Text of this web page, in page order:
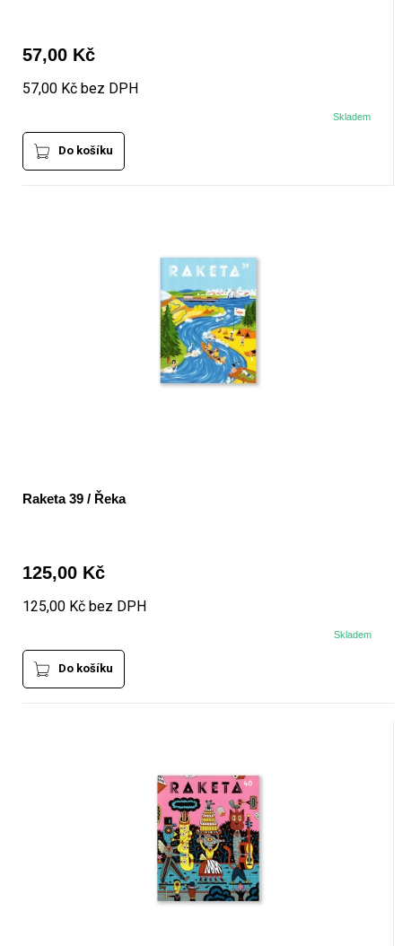
57,00 Kč
57,00 Kč bez DPH
Skladem
Do košíku
Raketa 39 / Řeka
125,00 Kč
125,00 Kč bez DPH
Skladem
Do košíku